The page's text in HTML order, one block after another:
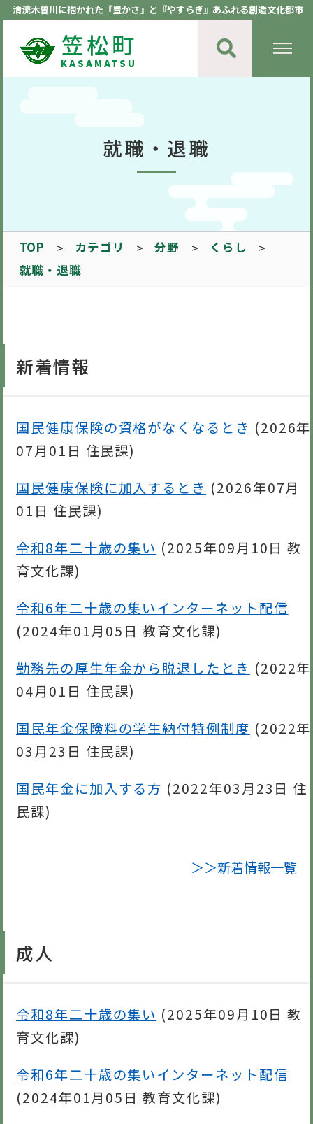
清流木曽川に抱かれた『豊かさ』と『やすらぎ』あふれる創造文化都市
笠松町
KASAMATSU
就職・退職
TOP カテゴリ 分野
くらし
就職・退職
新着情報
国民健康保険の資格がなくなるとき (2026年
07月01日 住民課)
国民健康保険に加入するとき (2026年07月
01日 住民課)
令和8年二十歳の集い (2025年09月10日 教
育文化課)
令和6年二十歳の集いインターネット配信
(2024年01月05日 教育文化課)
勤務先の厚生年金から脱退したとき (2022年
04月01日 住民課)
国民年金保険料の学生納付特例制度 (2022年
03月23日 住民課)
国民年金に加入する方 (2022年03月23日 住
民課)
＞＞新着情報一覧
成人
令和8年二十歳の集い (2025年09月10日 教
育文化課)
令和6年二十歳の集いインターネット配信
(2024年01月05日 教育文化課)